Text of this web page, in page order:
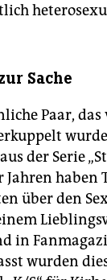
Sache
Paar, das
der Serie
Jahren haben
über den
in
wurden